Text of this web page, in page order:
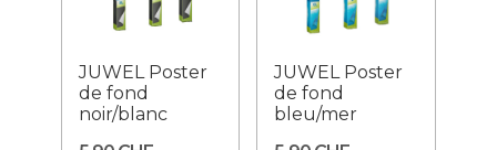
JUWEL Poster
de fond
noir/blanc
JUWEL Poster
de fond
bleu/mer